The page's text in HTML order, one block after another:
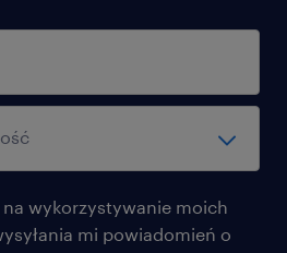
wykorzystywanie moich
mi powiadomień o